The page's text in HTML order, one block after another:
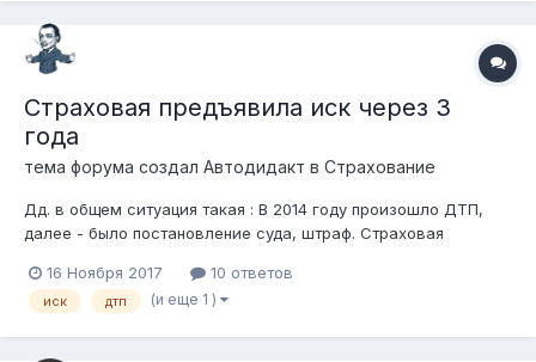
Страховая предъявила иск через 3
года
тема форума создал Автодидакт в Страхование
Дд. в общем ситуация такая : В 2014 году произошло ДТП,
далее - было постановление суда, штраф. Страховая
страховая предъявляет иск виновнику ДТП, основываясь на
том что виновник - не собственник машины (управлял по
16 Ноября 2017 10 ответов
иск дтп (и еще 1 )